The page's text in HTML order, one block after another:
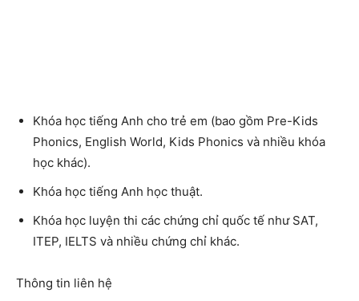
Khóa học tiếng Anh cho trẻ em (bao gồm Pre-Kids
Phonics, English World, Kids Phonics và nhiều khóa
học khác).
Khóa học tiếng Anh học thuật.
Khóa học luyện thi các chứng chỉ quốc tế như SAT,
ITEP, IELTS và nhiều chứng chỉ khác.
Thông tin liên hệ